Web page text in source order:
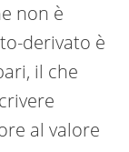
non è
derivato è
il che
al valore